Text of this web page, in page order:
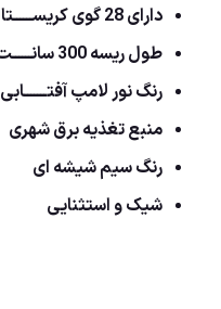
دارای 28 گوی کریســــــتالی
طول ریسه 300 سانــــــت
رنگ نور لامپ آفتـــــــابی
منبع تغذیه برق شهری
رنگ سیم شیشه ای
شیک و استثنایی